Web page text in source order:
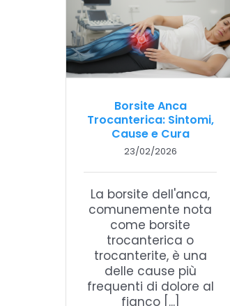
Borsite Anca
Trocanterica: Sintomi,
Cause e Cura
23/02/2026
La borsite dell'anca,
comunemente nota
come borsite
trocanterica o
trocanterite, è una
delle cause più
frequenti di dolore al
fianco [...]